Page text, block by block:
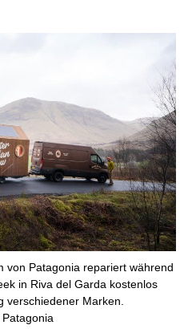
von Patagonia repariert während
in Riva del Garda kostenlos
verschiedener Marken.